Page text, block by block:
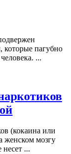
которые пагубно
...
(кокаина или
женском мозгу
...